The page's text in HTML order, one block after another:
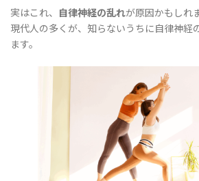
実はこれ、 自律神経の乱れが原因かもしれ
現代人の多くが、知らないうちに自律神経
ます。